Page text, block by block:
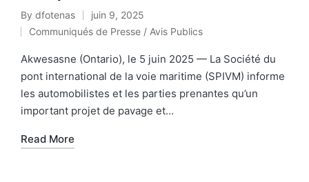
By dfotenas
juin 9, 2025
Communiqués de Presse / Avis Publics
Akwesasne (Ontario), le 5 juin 2025 — La Société du
pont international de la voie maritime (SPIVM) informe
les automobilistes et les parties prenantes qu’un
important projet de pavage et…
Read More